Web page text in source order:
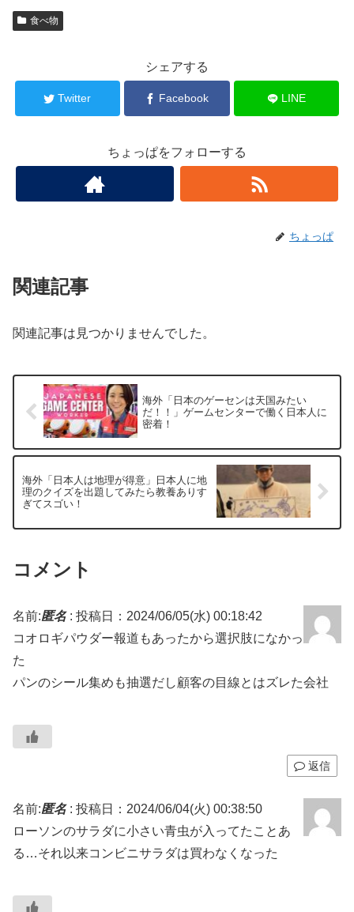
食べ物
シェアする
Twitter Facebook LINE
ちょっぱをフォローする
ちょっぱ
関連記事
関連記事は見つかりませんでした。
海外「日本のゲーセンは天国みたい
だ！！」ゲームセンターで働く日本人に
密着！
海外「日本人は地理が得意」日本人に地
理のクイズを出題してみたら教養ありす
ぎてスゴい！
コメント
名前:匿名: 投稿日：2024/06/05(水) 00:18:42
コオロギパウダー報道もあったから選択肢になかっ
た
パンのシール集めも抽選だし顧客の目線とはズレた会社
返信
名前:匿名: 投稿日：2024/06/04(火) 00:38:50
ローソンのサラダに小さい青虫が入ってたことあ
る…それ以来コンビニサラダは買わなくなった